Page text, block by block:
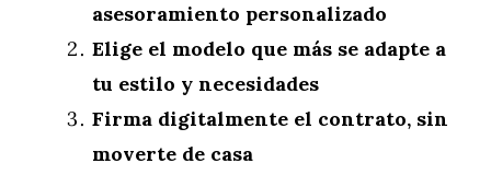
asesoramiento personalizado
Elige el modelo que más se adapte a
tu estilo y necesidades
Firma digitalmente el contrato, sin
moverte de casa